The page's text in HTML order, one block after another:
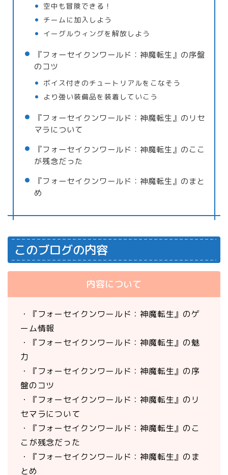
空中も冒険できる！
チームに加入しよう
イーグルウィングを解放しよう
『フォーセイクンワールド：神魔転生』の序盤
のコツ
ボイス付きのチュートリアルをこなそう
より強い装備品を装着していこう
『フォーセイクンワールド：神魔転生』のリセ
マラについて
『フォーセイクンワールド：神魔転生』のここ
が残念だった
『フォーセイクンワールド：神魔転生』のまと
め
このブログの内容
内容について
・『フォーセイクンワールド：神魔転生』のゲ
ーム情報
・『フォーセイクンワールド：神魔転生』の魅
力
・『フォーセイクンワールド：神魔転生』の序
盤のコツ
・『フォーセイクンワールド：神魔転生』のリ
セマラについて
・『フォーセイクンワールド：神魔転生』のこ
こが残念だった
・『フォーセイクンワールド：神魔転生』のま
とめ